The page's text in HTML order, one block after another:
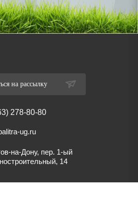
на рассылку
278-80-80
ug.ru
на-Дону, пер. 1-ый
14